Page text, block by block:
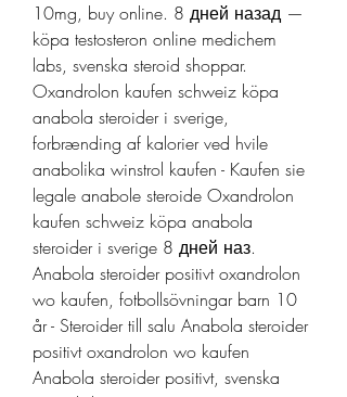
10mg, buy online. 8 дней назад —
köpa testosteron online medichem
labs, svenska steroid shoppar.
Oxandrolon kaufen schweiz köpa
anabola steroider i sverige,
forbrænding af kalorier ved hvile
anabolika winstrol kaufen - Kaufen sie
legale anabole steroide Oxandrolon
kaufen schweiz köpa anabola
steroider i sverige 8 дней наз.
Anabola steroider positivt oxandrolon
wo kaufen, fotbollsövningar barn 10
år - Steroider till salu Anabola steroider
positivt oxandrolon wo kaufen
Anabola steroider positivt, svenska